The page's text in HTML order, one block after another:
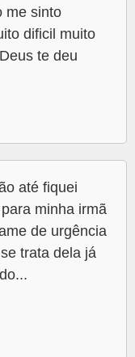
me sinto
dificil muito
te deu
até fiquei
minha irmã
de urgência
trata dela já